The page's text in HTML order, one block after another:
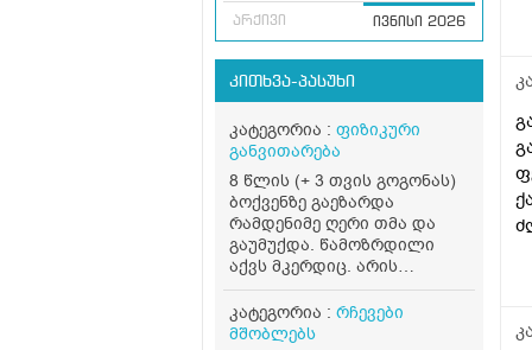
არქივი ივნისი 2026
კითხვა-პასუხი
კატეგორია : ფიზიკური
განვითარება
8 წლის (+ 3 თვის გოგონას)
ბოქვენზე გაეზარდა
რამდენიმე ღერი თმა და
გაუმუქდა. წამოზრდილი
აქვს მკერდიც. არის
ასაკთან შედარებით
მაღალი და აქვს წონაც ( 44
კგ). რამდენად საშიშია, რას
კატეგორია : რჩევები
მშობლებს